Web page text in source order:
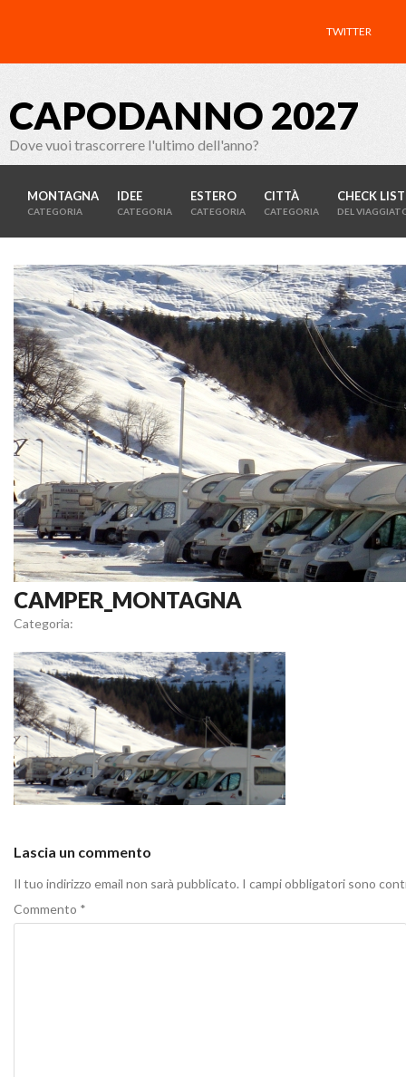
TWITTER
CAPODANNO 2027
Dove vuoi trascorrere l'ultimo dell'anno?
MONTAGNA
CATEGORIA
IDEE
CATEGORIA
ESTERO
CATEGORIA
CITTÀ
CATEGORIA
CHECK LIST
DEL
CAMPER_MONTAGNA
Categoria:
Lascia un commento
Il tuo indirizzo email non sarà pubblicato. I campi obbligatori sono
Commento *